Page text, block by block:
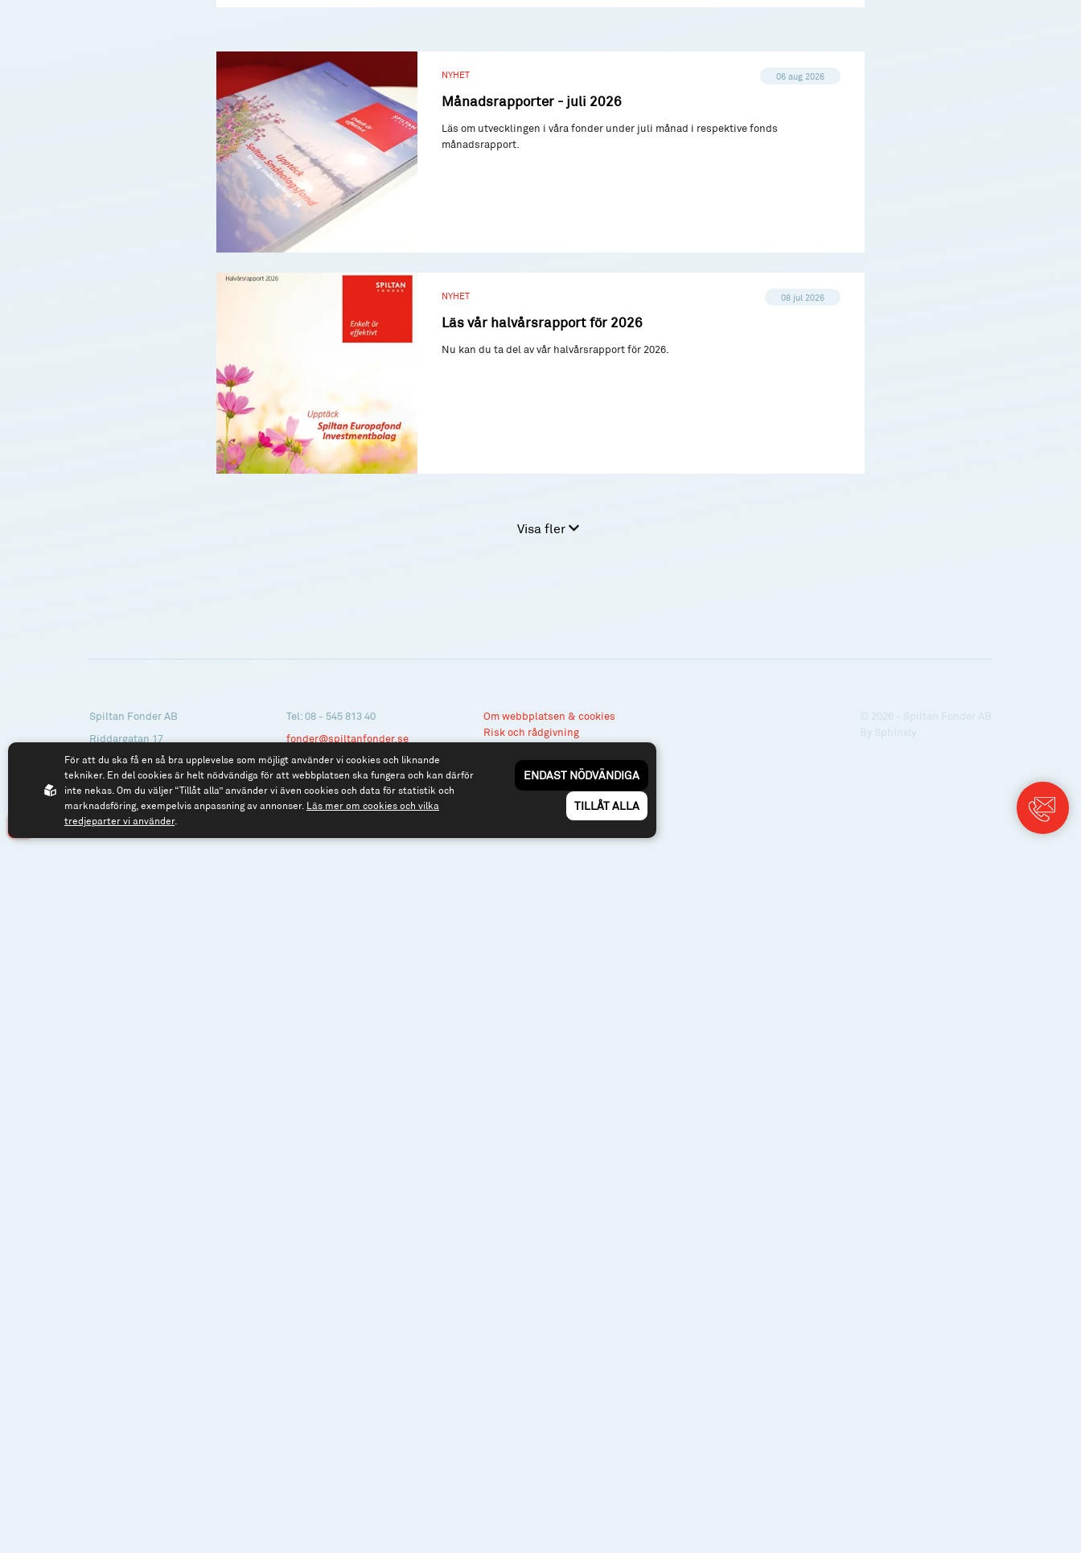
NYHET 06 aug 2026
Månadsrapporter - juli 2026
Läs om utvecklingen i våra fonder under juli månad i respektive fonds
månadsrapport.
NYHET 08 jul 2026
Läs vår halvårsrapport för 2026
Nu kan du ta del av vår halvårsrapport för 2026.
Visa fler
Spiltan Fonder AB
Riddargatan 17
114 57 Stockholm
Tel: 08 - 545 813 40
fonder@spiltanfonder.se
Om webbplatsen & cookies
Risk och rådgivning
© 2026 - Spiltan Fonder AB
By Sphinxly
För att du ska få en så bra upplevelse som möjligt använder vi cookies och liknande
tekniker. En del cookies är helt nödvändiga för att webbplatsen ska fungera och kan därför
inte nekas. Om du väljer “Tillåt alla” använder vi även cookies och data för statistik och
marknadsföring, exempelvis anpassning av annonser. Läs mer om cookies och vilka
tredjeparter vi använder.
ENDAST NÖDVÄNDIGA
TILLÅT ALLA